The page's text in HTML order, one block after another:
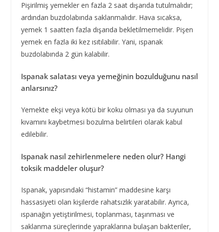
Pişirilmiş yemekler en fazla 2 saat dışarıda tutulmalıdır;
ardından buzdolabında saklanmalıdır. Hava sıcaksa,
yemek 1 saatten fazla dışarıda bekletilmemelidir. Pişen
yemek en fazla iki kez ısıtılabilir. Yani, ıspanak
buzdolabında 2 gün kalabilir.
Ispanak salatası veya yemeğinin bozulduğunu nasıl
anlarsınız?
Yemekte ekşi veya kötü bir koku olması ya da suyunun
kıvamını kaybetmesi bozulma belirtileri olarak kabul
edilebilir.
Ispanak nasıl zehirlenmelere neden olur? Hangi
toksik maddeler oluşur?
Ispanak, yapısındaki “histamin” maddesine karşı
hassasiyeti olan kişilerde rahatsızlık yaratabilir. Ayrıca,
ıspanağın yetiştirilmesi, toplanması, taşınması ve
saklanma süreçlerinde yapraklarına bulaşan bakteriler,